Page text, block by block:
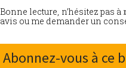
Bonne lecture, n’hésitez pas à
avis ou me demander un
Abonnez-vous à ce